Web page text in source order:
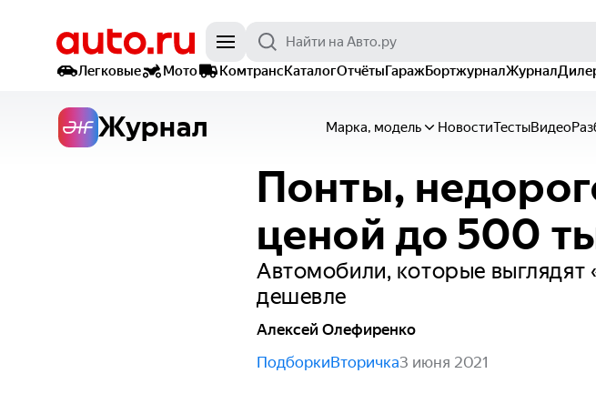
Легковые
Мото КомтрансКаталогОтчётыГаражБортжурналЖурнал
Журнал Марка, модель НовостиТестыВидео
Понты,
ценой до 500
Автомобили, которые выглядят
дешевле
Алексей Олефиренко
ПодборкиВторичка3 июня 2021